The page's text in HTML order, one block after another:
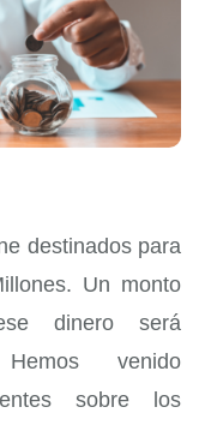
destinados para
Un monto
dinero será
Hemos venido
sobre los